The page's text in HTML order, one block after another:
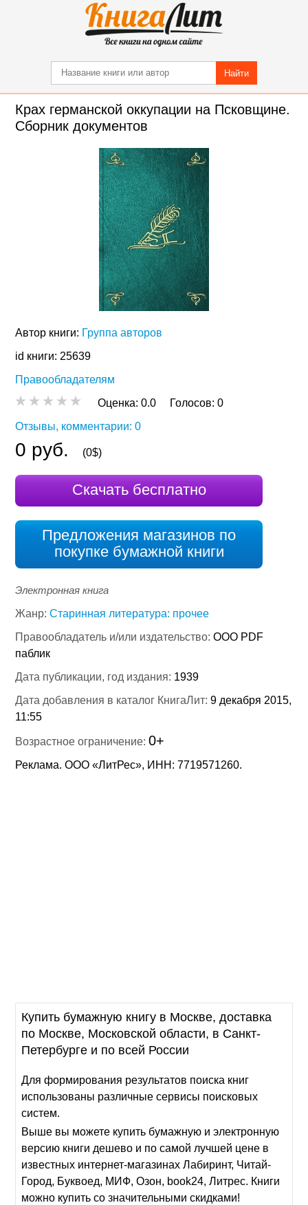
Найти
Крах германской оккупации на Псковщине.
Сборник документов
Автор книги: Группа авторов
id книги: 25639
Правообладателям
Оценка:0.0 Голосов:0
Отзывы, комментарии: 0
0 руб. (0$)
Скачать бесплатно
Предложения магазинов по
покупке бумажной книги
Электронная книга
Жанр:Старинная литература: прочее
Правообладатель и/или издательство:ООО PDF
паблик
Дата публикации, год издания: 1939
Дата добавления в каталог КнигаЛит:9 декабря 2015,
11:55
Возрастное ограничение:0+
Реклама. ООО «ЛитРес», ИНН: 7719571260.
Купить бумажную книгу в Москве, доставка
по Москве, Московской области, в Санкт-
Петербурге и по всей России
Для формирования результатов поиска книг
использованы различные сервисы поисковых
систем.
Выше вы можете купить бумажную и электронную
версию книги дешево и по самой лучшей цене в
известных интернет-магазинах Лабиринт, Читай-
Город, Буквоед, МИФ, Озон, book24, Литрес. Книги
можно купить со значительными скидками!